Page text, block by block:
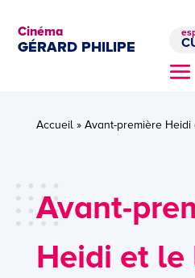
Cinéma
GÉRARD PHILIPE
Accueil» Avant-première
Avant-
Heidi et le